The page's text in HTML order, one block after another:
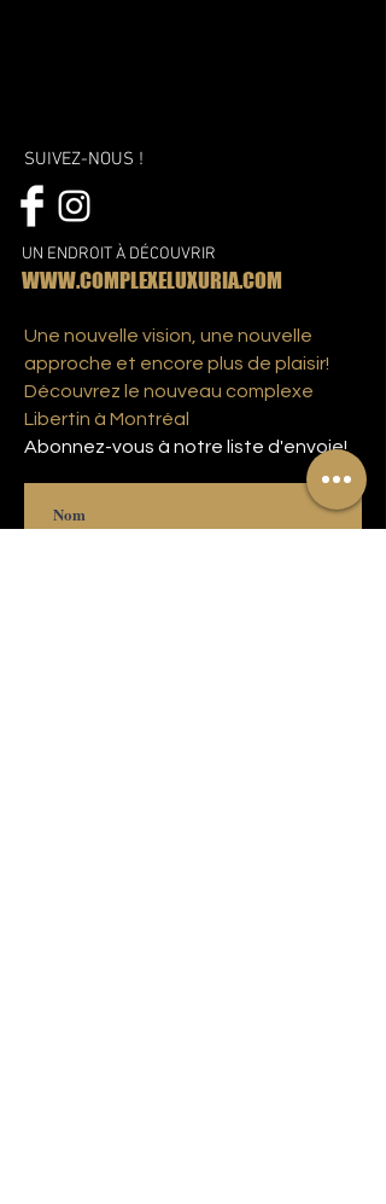
SUIVEZ-NOUS !
UN ENDROIT À DÉCOUVRIR
WWW.COMPLEXELUXURIA.COM
Une nouvelle vision, une nouvelle
approche et encore plus de plaisir!
Découvrez le nouveau complexe
Libertin à Montréal
Abonnez-vous à notre liste d'envoie!